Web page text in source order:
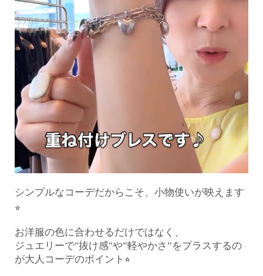
シンプルなコーデだからこそ、小物使いが映えます
⭐︎
お洋服の色に合わせるだけではなく、
ジュエリーで"抜け感"や”軽やかさ”をプラスするの
が大人コーデのポイント⭐︎